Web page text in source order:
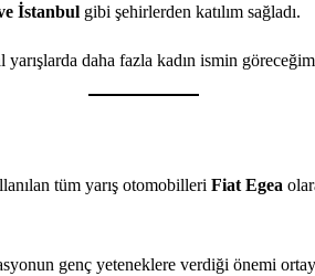
İstanbul gibi şehirlerden katılım sağladı.
daha fazla kadın ismin
tüm yarış otomobilleri Fiat Egea
genç yeteneklere verdiği önemi